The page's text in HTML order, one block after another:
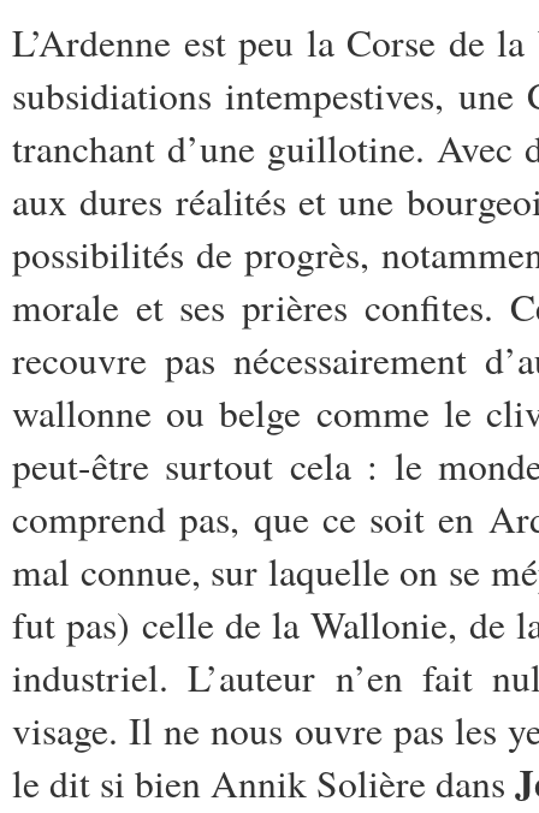
L’Ardenne est peu la Corse de
subsidiations intempestives,
tranchant d’une guillotine. Avec
aux dures réalités et une
possibilités de progrès,
morale et ses prières confites.
recouvre pas nécessairement
wallonne ou belge comme le
peut-être surtout cela : le
comprend pas, que ce soit en
mal connue, sur laquelle on se
fut pas) celle de la Wallonie, de
industriel. L’auteur n’en fait
visage. Il ne nous ouvre pas les
le dit si bien Annik Solière dans